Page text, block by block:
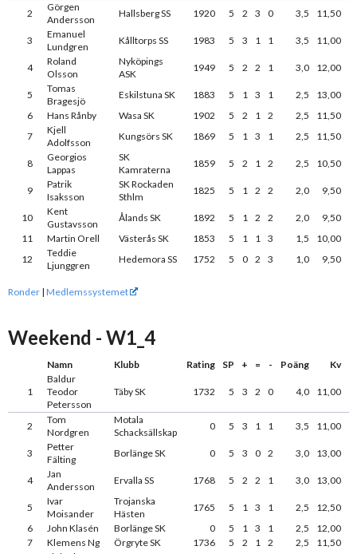
2
Görgen
Andersson
Hallsberg SS 1920 5 2 3 0 3,5 11,50
3
Emanuel
Lundgren
Kålltorps SS 1983 5 3 1 1 3,5 11,00
4
Roland
Olsson
Nyköpings
ASK
1949 5 2 2 1 3,0 12,00
5
Tomas
Bragesjö
Eskilstuna SK 1883 5 1 3 1 2,5
13,00
6
Hans Rånby Wasa SK 1902 5 2 1 2 2,5
11,50
7
Kjell
Adolfsson
Kungsörs SK 1869 5 1 3 1 2,5 11,50
8
Georgios
Lappas
SK
Kamraterna
1859 5 2 1 2 2,5 10,50
9
Patrik
Isaksson
SK Rockaden
Sthlm
1825 5 1 2 2 2,0 9,50
10
Kent
Gustavsson
Ålands SK 1892 5 1 2 2 2,0
9,50
11
Martin Orell Västerås SK 1853 5 1 1 3 1,5
10,00
12
Teddie
Ljunggren
Hedemora SS 1752 5 0 2 3 1,0 9,50
Ronder | Medlemssystemet
Weekend - W1_4
Namn Klubb Rating SP + = - Poäng Kv
1
Baldur
Teodor
Petersson
Täby SK 1732 5 3 2 0 4,0 11,00
2
Tom
Nordgren
Motala
Schacksällskap
0 5 3 1 1 3,5 11,00
3
Petter
Fälting
Borlänge SK 0 5 3 0 2 3,0 13,00
4
Jan
Andersson
Ervalla SS 1768 5 2 2 1 3,0 13,00
5
Ivar
Moisander
Trojanska
Hästen
1765 5 1 3 1 2,5
12,50
6
John Klasén Borlänge SK 0 5 1 3 1 2,5
12,00
7
Klemens Ng Örgryte SK 1736 5 2 1 2 2,5
11,50